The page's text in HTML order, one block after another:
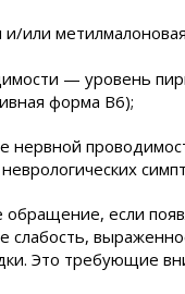
или
— уровень
форма B6);
нервной
обращение, если
слабость,
Это требующие